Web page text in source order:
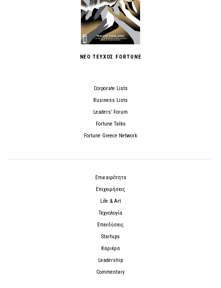
ΝΕΟ ΤΕΥΧΟΣ FORTUNE
Corporate Lists
Business Lists
Leaders’ Forum
Fortune Talks
Fortune Greece Network
Επικαιρότητα
Επιχειρήσεις
Life & Art
Τεχνολογία
Επενδύσεις
Startups
Καριέρα
Leadership
Commentary